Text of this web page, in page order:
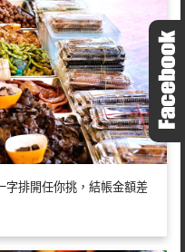
字排開任你挑，結帳金額差